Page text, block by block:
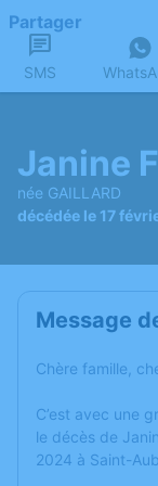
Partager
SMS
Janine
née GAILLARD
décédée le 17
Message
Chère famille,
C’est avec une
le décès de
2024 à Saint-